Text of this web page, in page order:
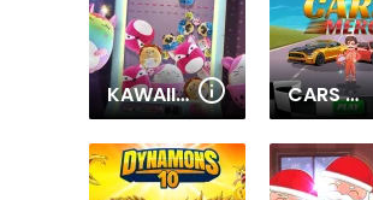
KAWAII CLAW MERGE CARS MERGE